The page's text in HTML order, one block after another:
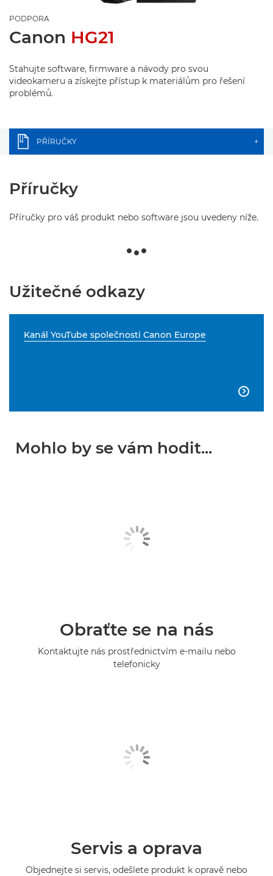
PODPORA
Canon HG21
Stahujte software, firmware a návody pro svou
videokameru a získejte přístup k materiálům pro řešení
problémů.
PŘÍRUČKY +
Příručky
Příručky pro váš produkt nebo software jsou uvedeny níže.
Užitečné odkazy
Kanál YouTube společnosti Canon Europe

Mohlo by se vám hodit...
Obraťte se na nás
Kontaktujte nás prostřednictvím e-mailu nebo
telefonicky
Servis a oprava
Objednejte si servis, odešlete produkt k opravě nebo